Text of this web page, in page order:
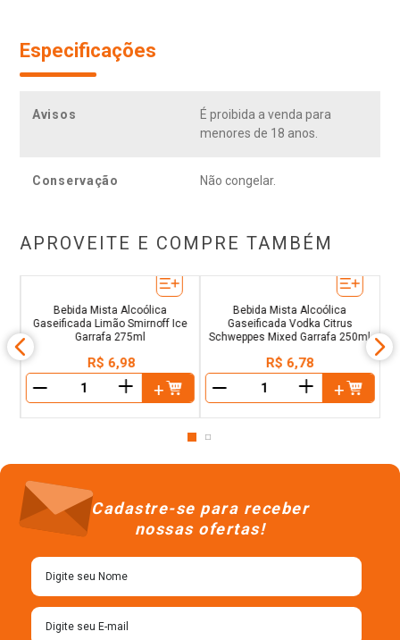
Especificações
Avisos
É proibida a venda para
menores de 18 anos.
Conservação Não congelar.
APROVEITE E COMPRE TAMBÉM
Bebida Mista Alcoólica
Gaseificada Limão Smirnoff Ice
Garrafa 275ml
R$ , 98
－
Bebida Mista Alcoólica
R$ 6 ,
－